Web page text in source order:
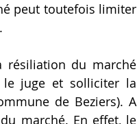
peut toutefois limiter
résiliation du marché
le juge et solliciter la
de Beziers). A
marché. En effet, le